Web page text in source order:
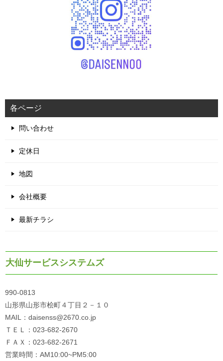
各ページ
問い合わせ
定休日
地図
会社概要
最新チラシ
大仙サービスシステムズ
990-0813
山形県山形市桧町４丁目２－１０
MAIL：daisenss@2670.co.jp
ＴＥＬ：023-682-2670
ＦＡＸ：023-682-2671
営業時間：AM10:00~PM5:00